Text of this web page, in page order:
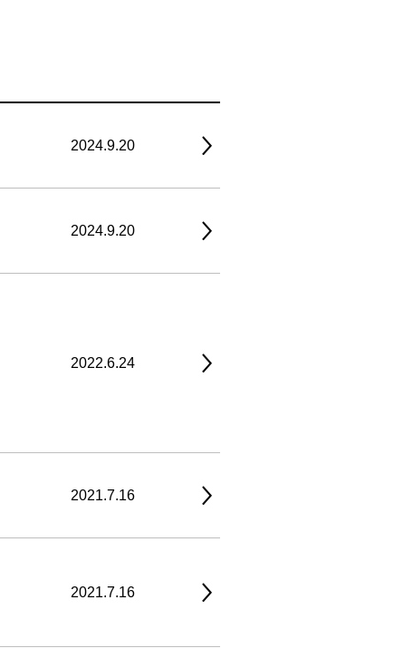
2024.9.20
2024.9.20
2022.6.24
2021.7.16
2021.7.16